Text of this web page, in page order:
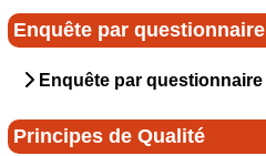
Enquête par questionnaire
Enquête par questionnaire
Principes de Qualité